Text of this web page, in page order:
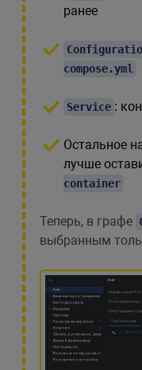
ранее
compose.yml
Service :
Остальное
лучше
container
Теперь, в графе
выбранным